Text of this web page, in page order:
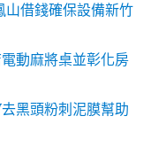
借錢確保設備新竹
動麻將桌並彰化房
黑頭粉刺泥膜幫助